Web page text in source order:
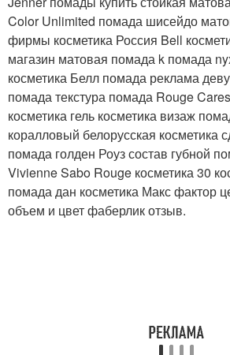
Color Unlimited помада шисейдо
фирмы косметика Россия Bell
магазин матовая помада k помада
косметика Белл помада реклама
помада текстура помада Rouge
косметика гель косметика визаж
коралловый белорусская косметика
помада голден Роуз состав губной
Vivienne Sabo Rouge косметика 30
помада дан косметика Макс фактор
объем и цвет фаберлик отзыв.